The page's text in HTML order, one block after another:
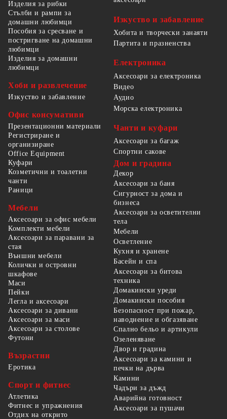
Изделия за рибки
Стълби и рампи за
домашни любимци
Пособия за сресване и
постригване на домашни
любимци
Изделия за домашни
любимци
Хоби и развлечение
Изкуство и забавление
Офис консумативи
Презентационни материали
Регистриране и
организиране
Office Equipment
Изкуство и забавление
Хобита и творчески занаяти
Партита и празненства
Електроника
Аксесоари за електроника
Видео
Аудио
Морска електроника
Чанти и куфари
Аксесоари за багаж
Спортни сакове
Куфари
Козметични и тоалетни
чанти
Раници
Мебели
Аксесоари за офис мебели
Комплекти мебели
Аксесоари за паравани за
стая
Външни мебели
Колички и островни
шкафове
Маси
Пейки
Легла и аксесоари
Аксесоари за дивани
Аксесоари за маси
Аксесоари за столове
Футони
Възрастни
Еротика
Спорт и фитнес
Атлетика
Фитнес и упражнения
Отдих на открито
Дом и градина
Декор
Аксесоари за баня
Сигурност за дома и
бизнеса
Аксесоари за осветителни
тела
Мебели
Осветление
Кухня и хранене
Басейн и спа
Аксесоари за битова
техника
Домакински уреди
Домакински пособия
Безопасност при пожар,
наводнение и обгазяване
Спално бельо и артикули
Озеленяване
Двор и градина
Аксесоари за камини и
печки на дърва
Камини
Чадъри за дъжд
Аварийна готовност
Аксесоари за пушачи